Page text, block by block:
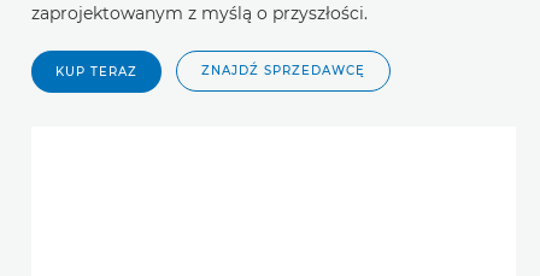
zaprojektowanym z myślą o przyszłości.
KUP TERAZ ZNAJDŹ SPRZEDAWCĘ